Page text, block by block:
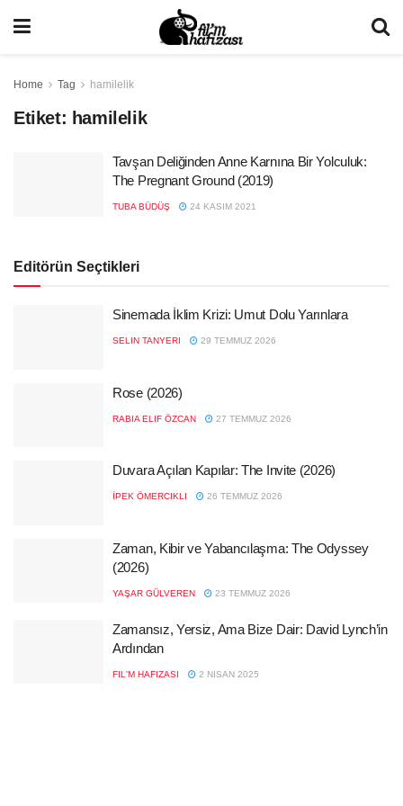
Home Tag hamilelik
Etiket: hamilelik
Tavşan Deliğinden Anne Karnına Bir Yolculuk:
The Pregnant Ground (2019)
TUBA BÜDÜŞ 24 KASIM 2021
Editörün Seçtikleri
Sinemada İklim Krizi: Umut Dolu Yarınlara
SELIN TANYERI 29 TEMMUZ 2026
Rose (2026)
RABIA ELIF ÖZCAN 27 TEMMUZ 2026
Duvara Açılan Kapılar: The Invite (2026)
İPEK ÖMERCIKLI 26 TEMMUZ 2026
Zaman, Kibir ve Yabancılaşma: The Odyssey
(2026)
YAŞAR GÜLVEREN 23 TEMMUZ 2026
Zamansız, Yersiz, Ama Bize Dair: David Lynch’in
Ardından
FIL'M HAFIZASI 2 NISAN 2025